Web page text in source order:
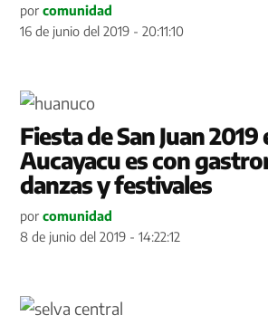
por comunidad
16 de junio del 2019 - 20:11:10
Fiesta de San Juan 2019
Aucayacu es con
danzas y festivales
por comunidad
8 de junio del 2019 - 14:22:12